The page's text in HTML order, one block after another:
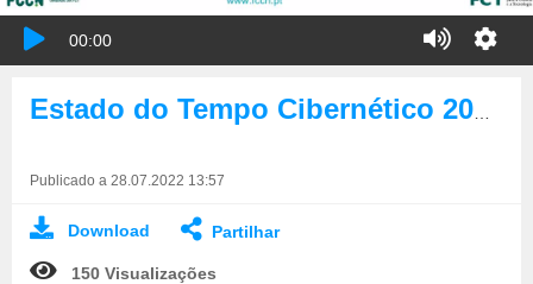
00:00
Publicado a 28.07.2022 13:57
Download Partilhar
150 Visualizações